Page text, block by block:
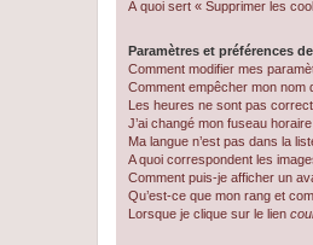
À quoi sert « Supprimer les
Paramètres et préférences
Comment modifier mes
Comment empêcher mon nom
Les heures ne sont pas
J’ai changé mon fuseau
Ma langue n’est pas dans la
A quoi correspondent les
Comment puis-je afficher un
Qu’est-ce que mon rang et
Lorsque je clique sur le lien